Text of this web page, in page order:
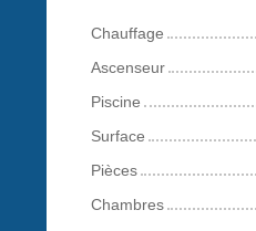
Chauffage
Ascenseur
Piscine
Surface
Pièces
Chambres